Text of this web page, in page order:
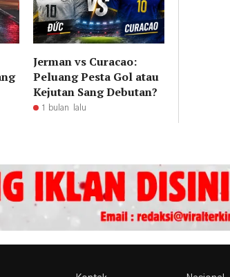
Jerman vs Curacao:
Peluang Pesta Gol atau
Kejutan Sang Debutan?
1 bulan lalu